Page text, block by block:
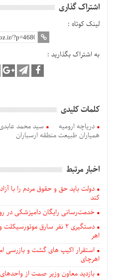
اشتراک گذاری
لینک کوتاه :
به اشتراک بگذارید :
کلمات کلیدی
دریاچه ارومیه سید محمد عابدی
همیاران طبیعت منطقه ارسباران
اخبار مرتبط
دولت باید حق و حقوق مردم را با
کند
خدمت‌رسانی رایگان دامپزشکی در
دستگيری ۲ نفر سارق
اهر
استقرار اکیپ های گشت و بازرسی
اهرچای
بازدید معاون وزیر صمت از